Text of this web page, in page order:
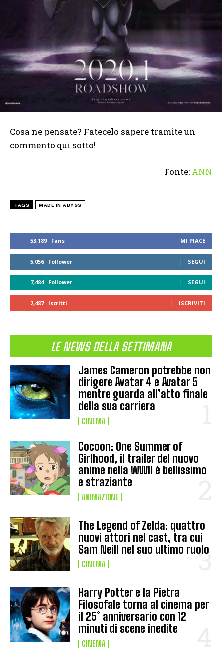
53,189 Fans MI PIACE
5,056 Follower SEGUI
7,484 Follower SEGUI
2,487 Iscritti ISCRIVITI
LE NEWS DELLA SETTIMANA
James Cameron potrebbe non
dirigere Avatar 4 e Avatar 5
mentre guarda all’atto finale
della sua carriera
CINEMA
Cocoon: One Summer of
Girlhood, il trailer del nuovo
anime nella WWII è bellissimo
e straziante
ANIMAZIONE
The Legend of Zelda: quattro
nuovi attori nel cast, tra cui
Sam Neill nel suo ultimo ruolo
CINEMA
Harry Potter e la Pietra
Filosofale torna al cinema per
il 25° anniversario con 12
minuti di scene inedite
CINEMA
Cosa ne pensate? Fatecelo sapere tramite un
commento qui sotto!
Fonte: ANN
TAGS MADE IN ABYSS